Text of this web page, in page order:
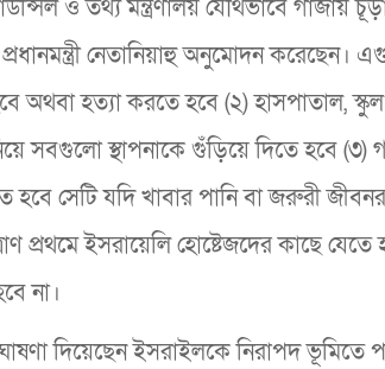
ও তথ্য মন্ত্রণালয় যৌথভাবে গাজায়
নেতানিয়াহু অনুমোদন করেছেন।
অথবা হত্যা করতে হবে (২) হাসপাতাল,
সবগুলো স্থাপনাকে গুঁড়িয়ে দিতে হবে (৩)
হবে সেটি যদি খাবার পানি বা জরুরী
ইসরায়েলি হোষ্টেজদের কাছে যেতে
না।
দিয়েছেন ইসরাইলকে নিরাপদ ভূমিতে